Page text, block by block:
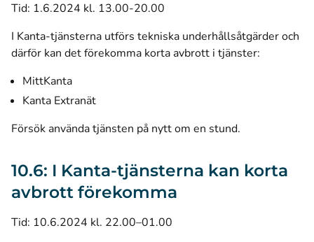
Tid: 1.6.2024 kl. 13.00-20.00
I Kanta-tjänsterna utförs tekniska underhållsåtgärder och
därför kan det förekomma korta avbrott i tjänster:
MittKanta
Kanta Extranät
Försök använda tjänsten på nytt om en stund.
10.6: I Kanta-tjänsterna kan korta
avbrott förekomma
Tid: 10.6.2024 kl. 22.00–01.00